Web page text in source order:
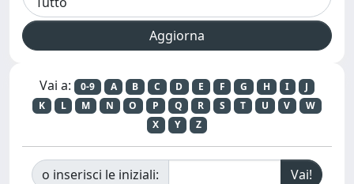
Vai a: 0-9 A B C D E F G H I
J
K
L M N O P Q R S T U V
W
X
Y Z
o inserisci le iniziali: